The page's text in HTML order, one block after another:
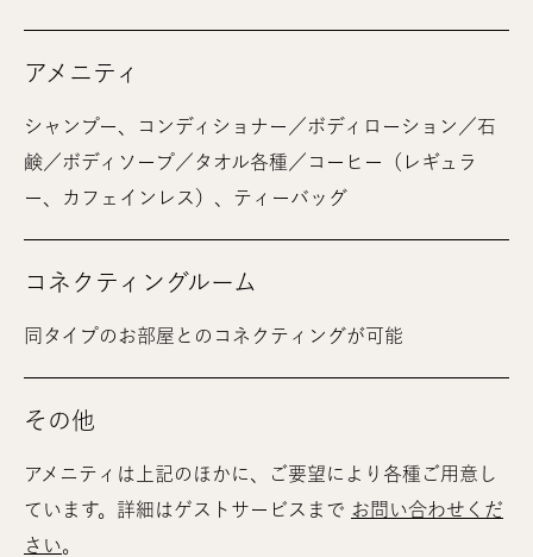
アメニティ
シャンプー、コンディショナー／ボディローション／石
鹸／ボディソープ／タオル各種／コーヒー（レギュラ
ー、カフェインレス）、ティーバッグ
コネクティングルーム
同タイプのお部屋とのコネクティングが可能
その他
アメニティは上記のほかに、ご要望により各種ご用意し
ています。詳細はゲストサービスまで お問い合わせくだ
さい。